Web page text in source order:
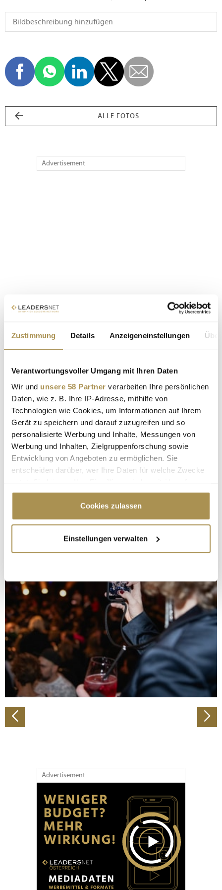
Zustimmung Details Anzeigeneinstellungen
Verantwortungsvoller Umgang mit Ihren Daten
Wir und unsere 58 Partner verarbeiten Ihre persönlichen
Daten, wie z. B. Ihre IP-Adresse, mithilfe von
Technologien wie Cookies, um Informationen auf Ihrem
Gerät zu speichern und darauf zuzugreifen und so
personalisierte Werbung und Inhalte, Messungen von
Werbung und Inhalten, Zielgruppenforschung sowie
Entwicklung von Angeboten zu ermöglichen. Sie
entscheiden darüber, wer Ihre Daten für welche Zwecke
Cookie-Erklärung oder durch Klicken auf das Privacy
Trigger Symbol ändern oder widerrufen
Informationen über Ihre geografische Lage
erfassen, welche bis auf einige Meter genau sein
bestimmten Merkmalen (Fingerprinting) identifizieren
Erfahren Sie mehr darüber, wie Ihre persönlichen Daten
verarbeitet werden, und legen Sie Ihre Präferenzen im
Abschnitt Einzelheitenfest.
Wir verwenden Cookies, um Inhalte und Anzeigen zu
personalisieren, Funktionen für soziale Medien anbieten
zu können und die Zugriffe auf unsere Website zu
analysieren. Außerdem geben wir Informationen zu Ihrer
Verwendung unserer Website an unsere Partner für
soziale Medien, Werbung und Analysen weiter. Unsere
Partner führen diese Informationen möglicherweise mit
Cookies zulassen
Einstellungen verwalten
ALLE FOTOS
Advertisement
Advertisement